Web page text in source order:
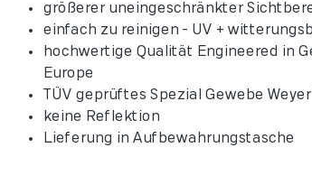
größerer uneingeschränkter
einfach zu reinigen - UV +
hochwertige Qualität Engineered in
Europe
TÜV geprüftes Spezial Gewebe
keine Reflektion
Lieferung in Aufbewahrungstasche